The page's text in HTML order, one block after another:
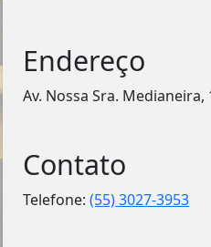
Endereço
Av. Nossa Sra. Medianeira,
Contato
Telefone:(55) 3027-3953